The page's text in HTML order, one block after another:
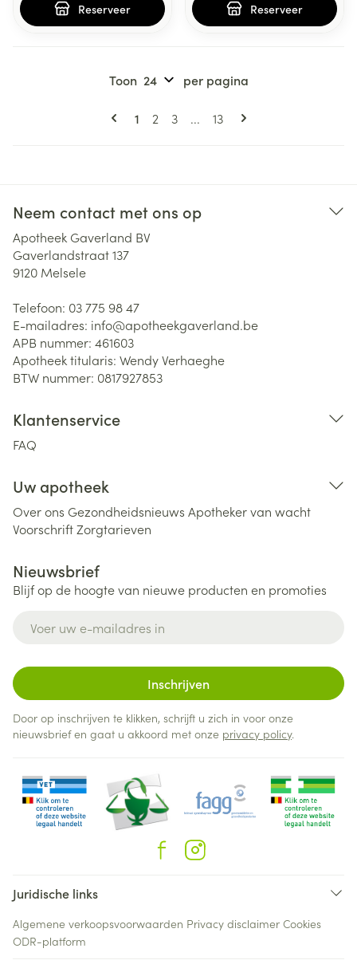
Reserveer Reserveer
Pagina's
U lees momenteel pagina
1 Pagina
2 Pagina
3 ... Pagina
13
Toon per pagina
Neem contact met ons op
Apotheek Gaverland BV
Gaverlandstraat 137
9120 Melsele
Telefoon: 03 775 98 47
E-mailadres: info@apotheekgaverland.be
APB nummer: 461603
Apotheek titularis: Wendy Verhaeghe
BTW nummer: 0817927853
Klantenservice
FAQ
Uw apotheek
Over ons Gezondheidsnieuws Apotheker van wacht
VoorschriftZorgtarieven
Nieuwsbrief
Blijf op de hoogte van nieuwe producten en promoties
Inschrijven
Door op inschrijven te klikken, schrijft u zich in voor onze
nieuwsbrief en gaat u akkoord met onze privacy policy.
Juridische links
Algemene verkoopsvoorwaarden Privacy disclaimer Cookies
ODR-platform